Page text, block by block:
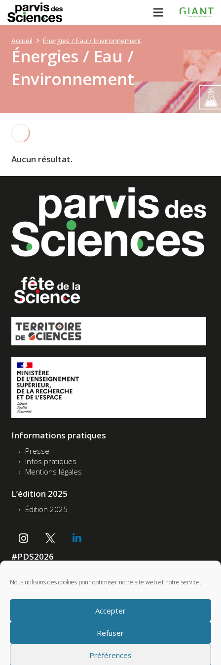
Nous utilisons des cookies pour optimiser notre site web et notre service.
Accepter
Refuser
Préférences
Énergies / Eau /
Environnement
Accueil Énergies / Eau / Environnement
Aucun résultat.
Informations pratiques
Presse
Infos pratiques
Mentions légales
L’édition 2025
Édition 2025
#PDS2026
Partenaires